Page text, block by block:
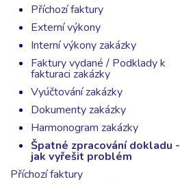
Příchozí faktury
Externí výkony
Interní výkony zakázky
Faktury vydané / Podklady k
fakturaci zakázky
Vyúčtování zakázky
Dokumenty zakázky
Harmonogram zakázky
Špatné zpracování dokladu -
jak vyřešit problém
Příchozí faktury